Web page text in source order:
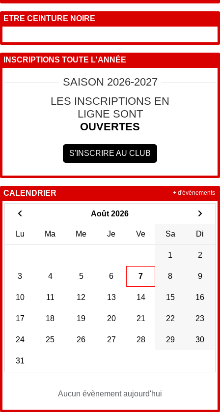
ETRE CEINTURE NOIRE
INSCRIPTIONS TOUTE L'ANNÉE
SAISON 2026-2027
LES INSCRIPTIONS EN
LIGNE SONT
OUVERTES
S'INSCRIRE AU CLUB
CALENDRIER
Août 2026
Lu Ma Me Je Ve Sa Di
1 2
3 4 5 6 7 8 9
10 11 12 13 14 15 16
17 18 19 20 21 22 23
24 25 26 27 28 29 30
31
Aucun évènement aujourd'hui
+ d'évènements